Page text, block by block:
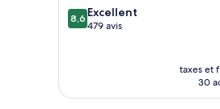
8.6
sur
8,6 Excellent
479 avis
taxes et
30